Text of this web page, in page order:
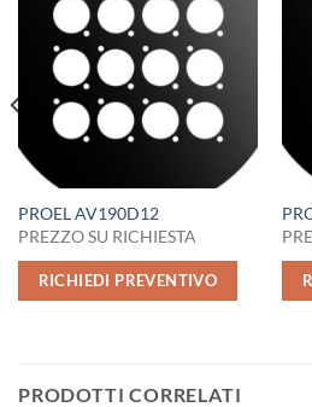
PROEL AV190D12
PREZZO SU RICHIESTA
RICHIEDI PREVENTIVO
PRODOTTI CORRELATI